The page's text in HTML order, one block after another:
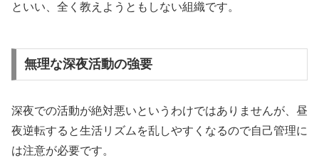
といい、全く教えようともしない組織です。
無理な深夜活動の強要
深夜での活動が絶対悪いというわけではありませんが、昼
夜逆転すると生活リズムを乱しやすくなるので自己管理に
は注意が必要です。